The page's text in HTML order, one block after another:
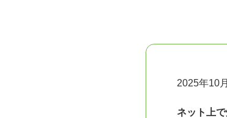
2025年10
ネット上